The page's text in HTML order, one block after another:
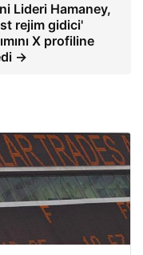
Lideri Hamaney,
rejim gidici'
X profiline
→